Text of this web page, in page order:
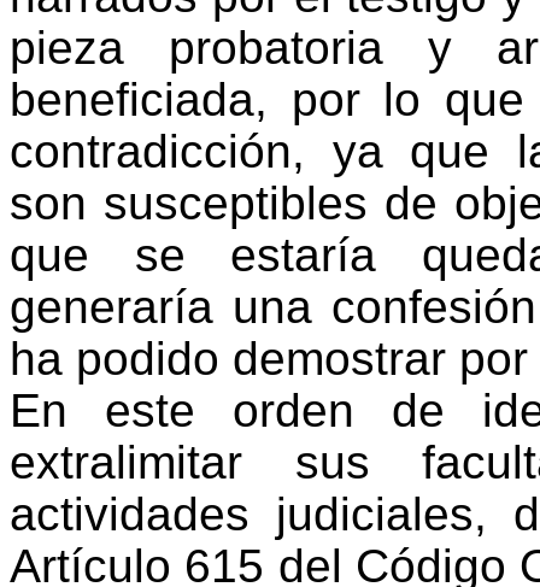
pieza probatoria y
beneficiada, por lo
contradicción, ya que
son susceptibles de
que se estaría
generaría una
ha podido demostrar
En este orden de
extralimitar sus
actividades judiciales,
Artículo 615 del Código